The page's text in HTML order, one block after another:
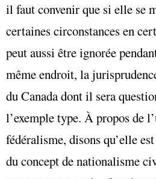
il faut convenir que si elle se
certaines circonstances en
peut aussi être ignorée
même endroit, la
du Canada dont il sera
l’exemple type. À propos de
fédéralisme, disons qu’elle
du concept de nationalisme